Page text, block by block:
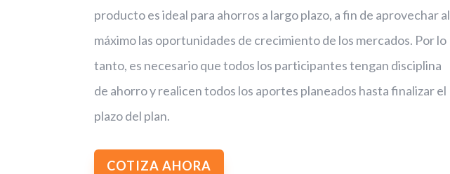
producto es ideal para ahorros a largo plazo, a fin de aprovechar al
máximo las oportunidades de crecimiento de los mercados. Por lo
tanto, es necesario que todos los participantes tengan disciplina
de ahorro y realicen todos los aportes planeados hasta finalizar el
plazo del plan.
COTIZA AHORA